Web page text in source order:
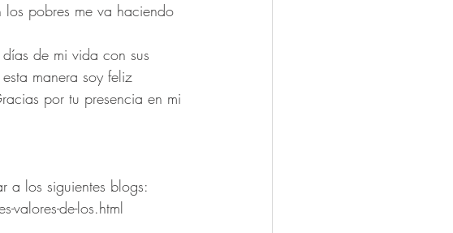
los pobres me va haciendo
de mi vida con sus
manera soy feliz
por tu presencia en mi
a los siguientes blogs:
de-los.html